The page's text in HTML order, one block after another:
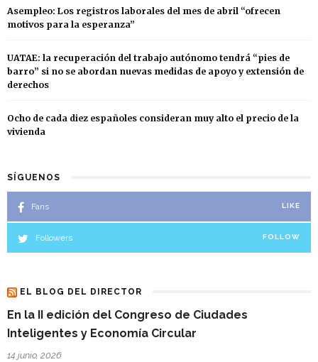
Asempleo: Los registros laborales del mes de abril “ofrecen
motivos para la esperanza”
UATAE: la recuperación del trabajo autónomo tendrá “pies de
barro” si no se abordan nuevas medidas de apoyo y extensión de
derechos
Ocho de cada diez españoles consideran muy alto el precio de la
vivienda
SÍGUENOS
Fans LIKE
Followers FOLLOW
EL BLOG DEL DIRECTOR
En la II edición del Congreso de Ciudades
Inteligentes y Economía Circular
14 junio, 2026